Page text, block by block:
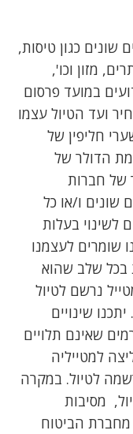
שונים כגון טיסות,
מזון וכו',
במועד פרסום
ועד הטיול עצמו
חליפין של
הדולר של
של חברות
שונים ו/או כל
לשינוי בעלות
שומרים לעצמנו
בכל שלב שהוא
נרשם לטיול
שינויים
שאינם תלויים
למטייליה
לטיול. במקרה
מסיבות
מחברת הביטוח